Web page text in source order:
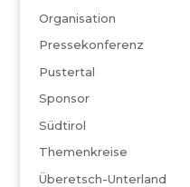
Organisation
Pressekonferenz
Pustertal
Sponsor
Südtirol
Themenkreise
Überetsch-Unterland